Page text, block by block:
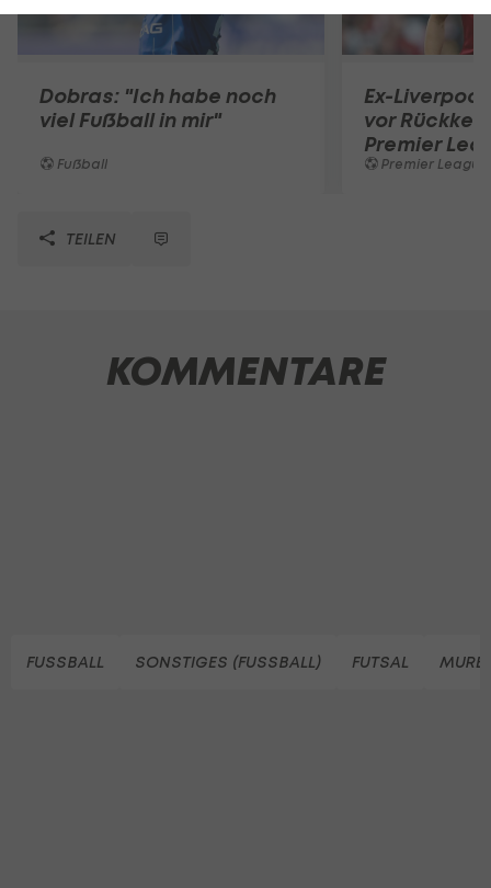
Dobras: "Ich habe noch
viel Fußball in mir"
Fußball
Ex-
vor
Premier
Premier League
TEILEN
KOMMENTARE
FUSSBALL SONSTIGES (FUSSBALL) FUTSAL